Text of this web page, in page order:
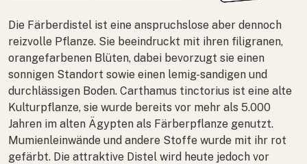
Die Färberdistel ist eine anspruchslose aber dennoch
reizvolle Pflanze. Sie beeindruckt mit ihren filigranen,
orangefarbenen Blüten, dabei bevorzugt sie einen
sonnigen Standort sowie einen lemig-sandigen und
durchlässigen Boden. Carthamus tinctorius ist eine alte
Kulturpflanze, sie wurde bereits vor mehr als 5.000
Jahren im alten Ägypten als Färberpflanze genutzt.
Mumienleinwände und andere Stoffe wurde mit ihr rot
gefärbt. Die attraktive Distel wird heute jedoch vor